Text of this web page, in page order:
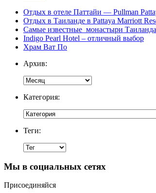
Отдых в отеле Паттайи — Pullman
Отдых в Таиланде в Pattaya Marriott
Самые известные монастыри Таиланда
Indigo Pearl Hotel – отличный выбор
Храм Ват По
Архив:
Категория:
Теги:
Мы в социальных сетях
Присоединяйся